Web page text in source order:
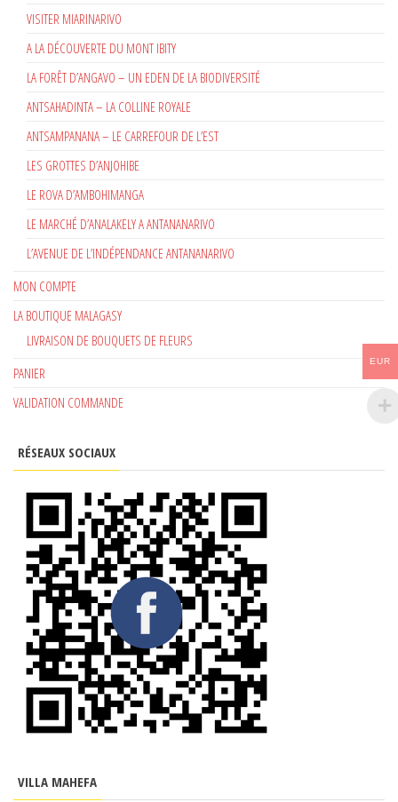
VISITER MIARINARIVO
A LA DÉCOUVERTE DU MONT IBITY
LA FORÊT D’ANGAVO – UN EDEN DE LA BIODIVERSITÉ
ANTSAHADINTA – LA COLLINE ROYALE
ANTSAMPANANA – LE CARREFOUR DE L’EST
LES GROTTES D’ANJOHIBE
LE ROVA D’AMBOHIMANGA
LE MARCHÉ D’ANALAKELY A ANTANANARIVO
L’AVENUE DE L’INDÉPENDANCE ANTANANARIVO
MON COMPTE
LA BOUTIQUE MALAGASY
LIVRAISON DE BOUQUETS DE FLEURS
PANIER
VALIDATION COMMANDE
RÉSEAUX SOCIAUX
VILLA MAHEFA
EUR